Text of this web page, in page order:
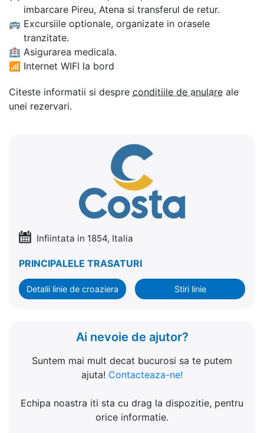
imbarcare Pireu, Atena si transferul de retur.
🚌 Excursiile optionale, organizate in orasele
tranzitate.
🏥 Asigurarea medicala.
📶 Internet WIFI la bord
Citeste informatii si despre conditiile de anulare ale
unei rezervari.
Infiintata in 1854, Italia
PRINCIPALELE TRASATURI
Detalii linie de croaziera Stiri linie
Ai nevoie de ajutor?
Suntem mai mult decat bucurosi sa te putem
ajuta! Contacteaza-ne!
Echipa noastra iti sta cu drag la dispozitie, pentru
orice informatie.